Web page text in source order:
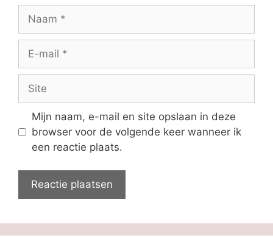
mail
Mijn naam, e-mail en site opslaan in deze
browser voor de volgende keer wanneer ik
een reactie plaats.